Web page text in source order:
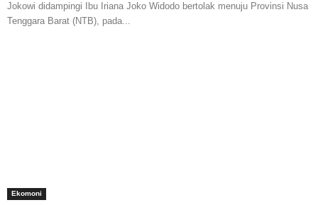
Jokowi didampingi Ibu Iriana Joko Widodo bertolak menuju Provinsi Nusa
Tenggara Barat (NTB), pada...
Ekomoni